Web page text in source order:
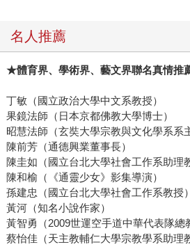
行，但又必須走在趨勢之前，投機、
需要可隨時派上用場，正所謂「養兵
字是有靈魂的，看著看著，它會帶給
接下來該做什麼！」總而結之，便成
──思考/不同的角度；接納/改變的氣
創造/流行的彩度。 用實例說明的話
一本書包括年度目錄都設計五款樣式
定。以文學書為例，「文青認定的文
書至少有幾十種類型」，所以「比《
不定明年就出現在三采」。 出版從來
麼好競爭的？」張輝明問。對他來說
名人推薦
★體育界、學術界、藝文界聯名真情推
丁敏（國立政治大學中文系教授）
果鏡法師（日本京都佛教大學博士）
昭慧法師（玄奘大學宗教與文化學系系
陳前芳（通德興業董事長）
陳圭如（國立台北大學社會工作系助理
陳和榆（《通靈少女》影集導演）
孫建忠（國立台北大學社會工作系教授）
黃河（知名小說作家）
黃智勇（2009世運空手道中華代表隊總
蔡怡佳（天主教輔仁大學宗教學系助理